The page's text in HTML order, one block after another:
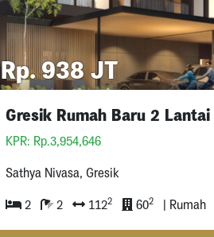
Rp. 938 JT
KPR: Rp.3,954,646
Sathya Nivasa, Gresik
2 2 1122 602 | Rumah